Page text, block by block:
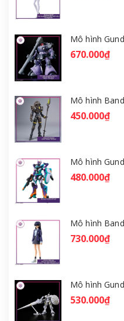
670.000₫
450.000₫
480.000₫
730.000₫
530.000₫